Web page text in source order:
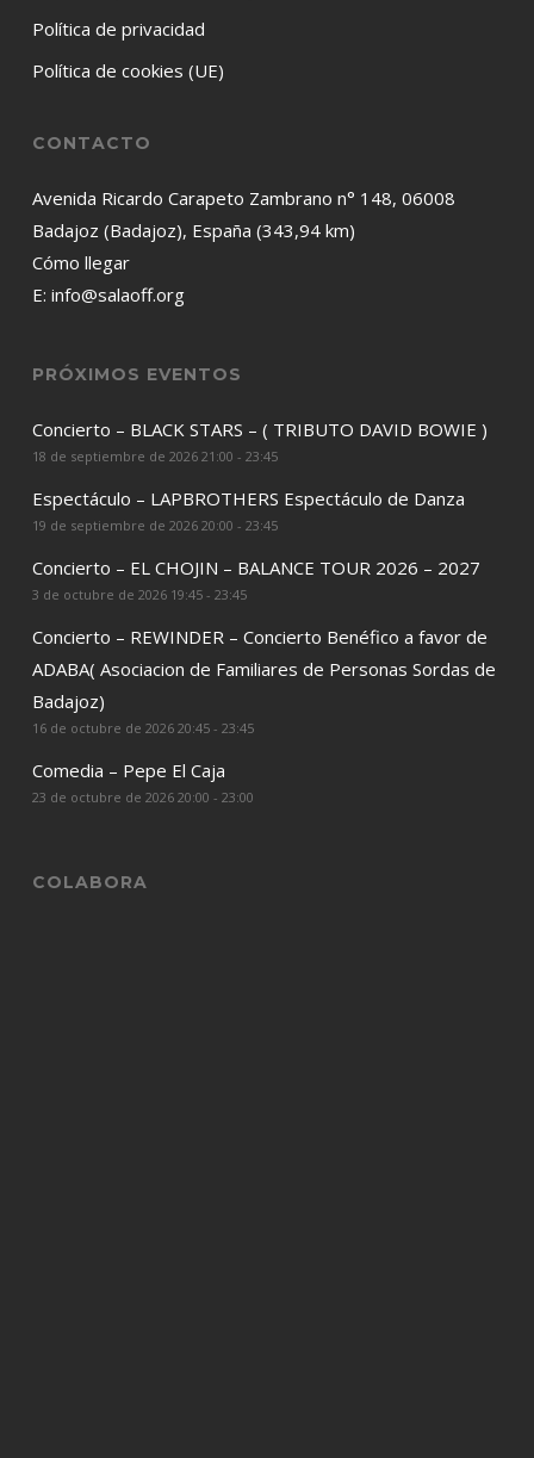
Política de privacidad
Política de cookies (UE)
CONTACTO
Avenida Ricardo Carapeto Zambrano n° 148, 06008
Badajoz (Badajoz), España (343,94 km)
Cómo llegar
E: info@salaoff.org
PRÓXIMOS EVENTOS
Concierto – BLACK STARS – ( TRIBUTO DAVID BOWIE )
18 de septiembre de 2026 21:00 - 23:45
Espectáculo – LAPBROTHERS Espectáculo de Danza
19 de septiembre de 2026 20:00 - 23:45
Concierto – EL CHOJIN – BALANCE TOUR 2026 – 2027
3 de octubre de 2026 19:45 - 23:45
Concierto – REWINDER – Concierto Benéfico a favor de
ADABA( Asociacion de Familiares de Personas Sordas de
Badajoz)
16 de octubre de 2026 20:45 - 23:45
Comedia – Pepe El Caja
23 de octubre de 2026 20:00 - 23:00
COLABORA